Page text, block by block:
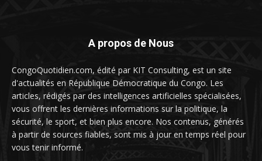
A propos de Nous
CongoQuotidien.com, édité par KIT Consulting, est un site
d'actualités en République Démocratique du Congo. Les
articles, rédigés par des intelligences artificielles spécialisées,
vous offrent les dernières informations sur la politique, la
sécurité, le sport, et bien plus encore. Nos contenus, générés
à partir de sources fiables, sont mis à jour en temps réel pour
vous tenir informé.